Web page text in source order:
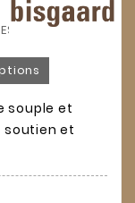
souple et
et